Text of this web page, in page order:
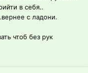
в себя..
с ладони.
чтоб без рук